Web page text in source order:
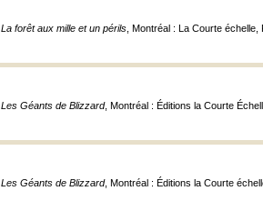
La forêt aux mille et un périls , Montréal : La Courte
Les Géants de Blizzard, Montréal : Éditions la Courte
Les Géants de Blizzard, Montréal : Éditions la Courte